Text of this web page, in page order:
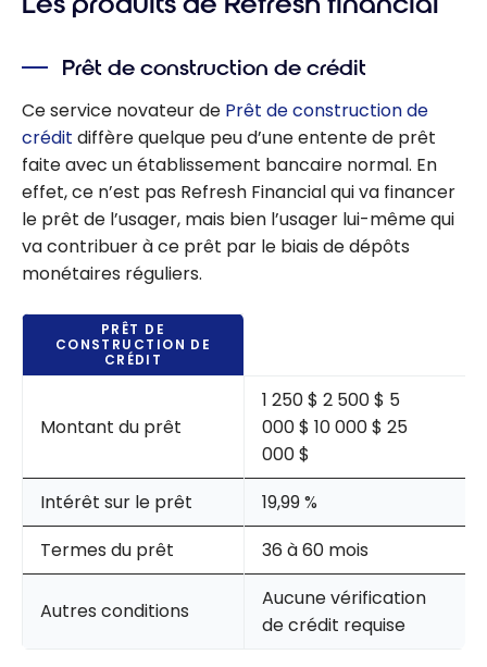
Prêt de construction de crédit
Ce service novateur de Prêt de construction de
crédit diffère quelque peu d’une entente de prêt
faite avec un établissement bancaire normal. En
effet, ce n’est pas Refresh Financial qui va financer
le prêt de l’usager, mais bien l’usager lui-même qui
va contribuer à ce prêt par le biais de dépôts
monétaires réguliers.
PRÊT DE
CONSTRUCTION DE
CRÉDIT
Montant du prêt
1 250 $ 2 500 $ 5
000 $ 10 000 $ 25
000 $
Intérêt sur le prêt
19,99 %
Termes du prêt
36 à 60 mois
Autres conditions
Aucune vérification
de crédit requise